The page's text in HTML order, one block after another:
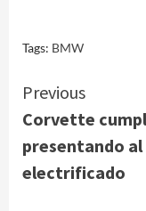
Tags: BMW
Continue
Reading
Previous
Corvette
presentando al
electrificado